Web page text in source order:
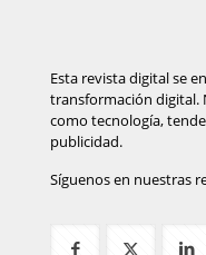
Esta revista digital se
transformación digital.
como tecnología,
publicidad.
Síguenos en nuestras